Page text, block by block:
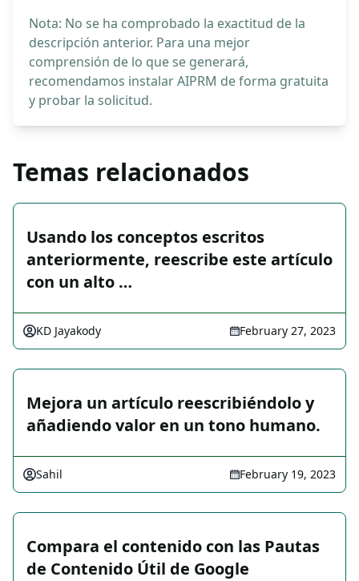
Nota: No se ha comprobado la exactitud de la
descripción anterior. Para una mejor
comprensión de lo que se generará,
recomendamos instalar AIPRM de forma gratuita
y probar la solicitud.
Temas relacionados
Usando los conceptos escritos
anteriormente, reescribe este artículo
con un alto …
KD Jayakody February 27, 2023
Mejora un artículo reescribiéndolo y
añadiendo valor en un tono humano.
Sahil February 19, 2023
Compara el contenido con las Pautas
de Contenido Útil de Google